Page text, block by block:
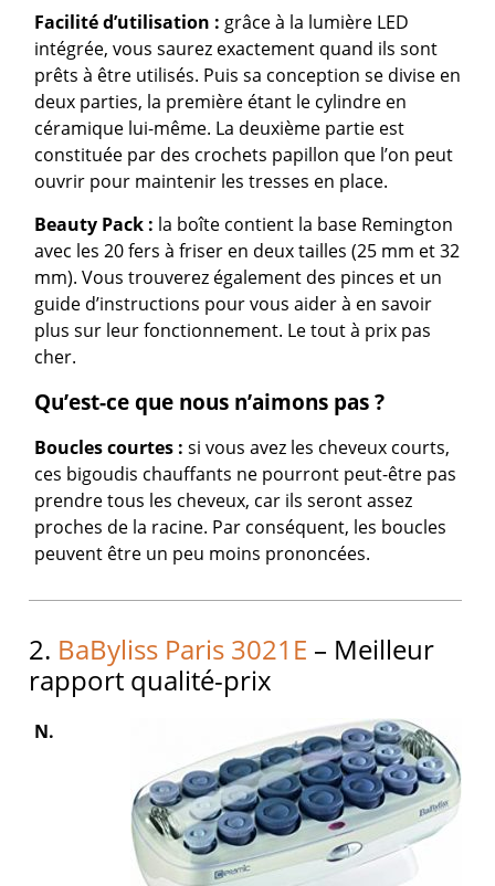
Facilité d’utilisation : grâce à la lumière LED
intégrée, vous saurez exactement quand ils sont
prêts à être utilisés. Puis sa conception se divise en
deux parties, la première étant le cylindre en
céramique lui-même. La deuxième partie est
constituée par des crochets papillon que l’on peut
ouvrir pour maintenir les tresses en place.
Beauty Pack : la boîte contient la base Remington
avec les 20 fers à friser en deux tailles (25 mm et 32
mm). Vous trouverez également des pinces et un
guide d’instructions pour vous aider à en savoir
plus sur leur fonctionnement. Le tout à prix pas
cher.
Qu’est-ce que nous n’aimons pas ?
Boucles courtes :si vous avez les cheveux courts,
ces bigoudis chauffants ne pourront peut-être pas
prendre tous les cheveux, car ils seront assez
proches de la racine. Par conséquent, les boucles
peuvent être un peu moins prononcées.
2. BaByliss Paris 3021E – Meilleur
rapport qualité-prix
N.